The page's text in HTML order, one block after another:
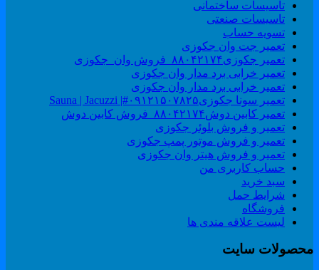
تاسیسات ساختمانی
تاسیسات صنعتی
تسویه حساب
تعمیر جت وان جکوزی
تعمیر جکوزی۸۸۰۴۲۱۷۴_فروش وان_جکوزی
تعمیر خرابی برد مدار وان جکوزی
تعمیر خرابی برد مدار وان جکوزی
تعمیر سونا جکوزی۰۹۱۲۱۵۰۷۸۲۵#| Sauna | Jacuzzi
تعمیر کابین دوش۸۸۰۴۲۱۷۴_فروش کابین دوش
تعمیر و فروش بلوئر جکوزی
تعمیر و فروش موتور پمپ جکوزی
تعمیر و فروش هیتر وان جکوزی
حساب کاربری من
سبد خرید
شرایط حمل
فروشگاه
لیست علاقه مندی ها
سایت